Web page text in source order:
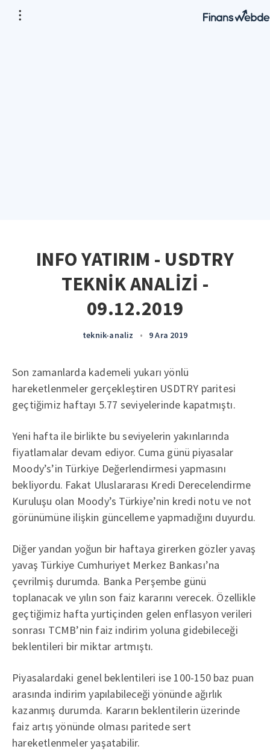
INFO YATIRIM - USDTRY
TEKNİK ANALİZİ -
09.12.2019
teknik-analiz • 9 Ara 2019
Son zamanlarda kademeli yukarı yönlü
hareketlenmeler gerçekleştiren USDTRY paritesi
geçtiğimiz haftayı 5.77 seviyelerinde kapatmıştı.
Yeni hafta ile birlikte bu seviyelerin yakınlarında
fiyatlamalar devam ediyor. Cuma günü piyasalar
Moody’s’in Türkiye Değerlendirmesi yapmasını
bekliyordu. Fakat Uluslararası Kredi Derecelendirme
Kuruluşu olan Moody’s Türkiye’nin kredi notu ve not
görünümüne ilişkin güncelleme yapmadığını duyurdu.
Diğer yandan yoğun bir haftaya girerken gözler yavaş
yavaş Türkiye Cumhuriyet Merkez Bankası’na
çevrilmiş durumda. Banka Perşembe günü
toplanacak ve yılın son faiz kararını verecek. Özellikle
geçtiğimiz hafta yurtiçinden gelen enflasyon verileri
sonrası TCMB’nin faiz indirim yoluna gidebileceği
beklentileri bir miktar artmıştı.
Piyasalardaki genel beklentileri ise 100-150 baz puan
arasında indirim yapılabileceği yönünde ağırlık
kazanmış durumda. Kararın beklentilerin üzerinde
faiz artış yönünde olması paritede sert
hareketlenmeler yaşatabilir.